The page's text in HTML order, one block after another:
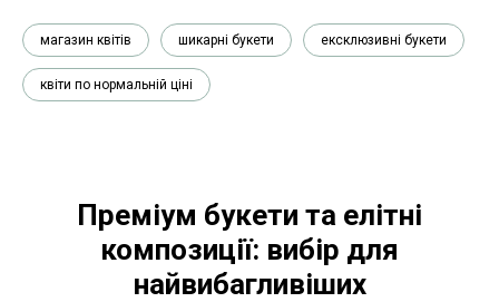
магазин квітів шикарні букети ексклюзивні букети
квіти по нормальній ціні
Преміум букети та елітні
композиції: вибір для
найвибагливіших